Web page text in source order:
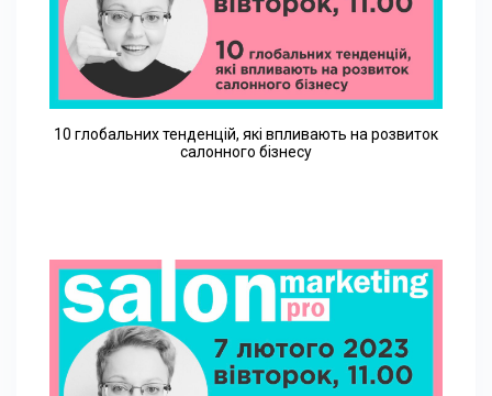
10 глобальних тенденцій, які впливають на розвиток
салонного бізнесу